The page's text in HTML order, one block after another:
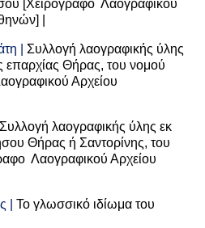
[Χειρόγραφο Λαογραφικού
|
| Συλλογή λαογραφικής ύλης
επαρχίας Θήρας, του νομού
Αρχείου
Συλλογή λαογραφικής ύλης εκ
Θήρας ή Σαντορίνης, του
Λαογραφικού Αρχείου
| Το γλωσσικό ιδίωμα του